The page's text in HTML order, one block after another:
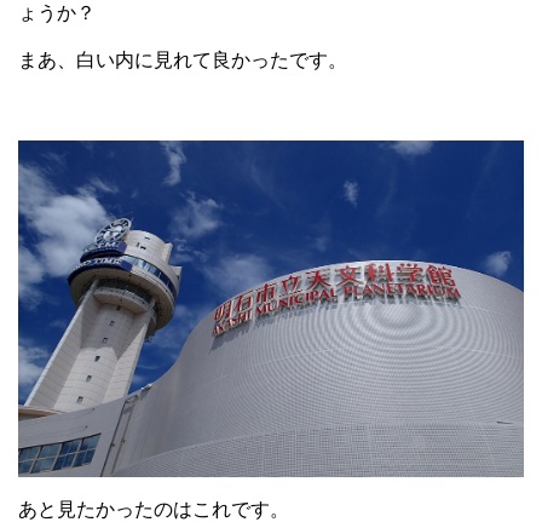
ょうか？
まあ、白い内に見れて良かったです。
あと見たかったのはこれです。